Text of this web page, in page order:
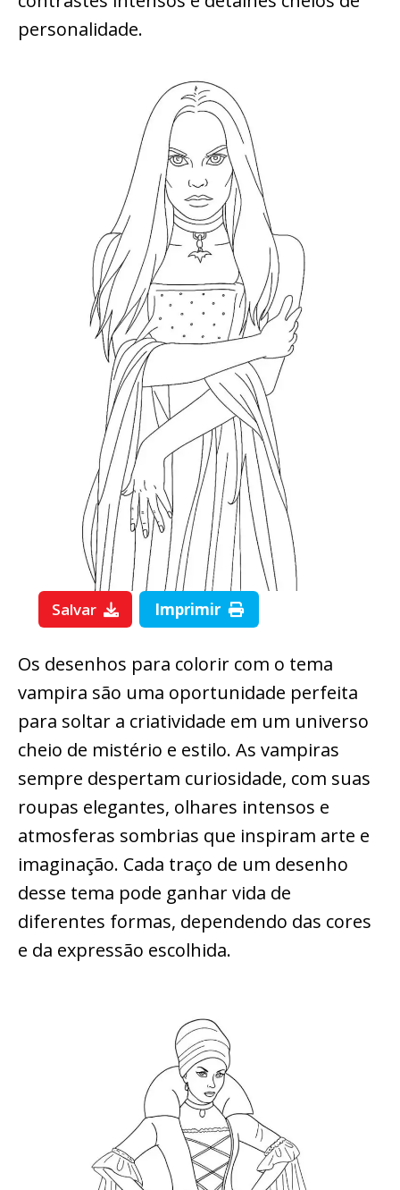
personalidade.
Salvar Imprimir
Os desenhos para colorir com o tema
vampira são uma oportunidade perfeita
para soltar a criatividade em um universo
cheio de mistério e estilo. As vampiras
sempre despertam curiosidade, com suas
roupas elegantes, olhares intensos e
atmosferas sombrias que inspiram arte e
imaginação. Cada traço de um desenho
desse tema pode ganhar vida de
diferentes formas, dependendo das cores
e da expressão escolhida.